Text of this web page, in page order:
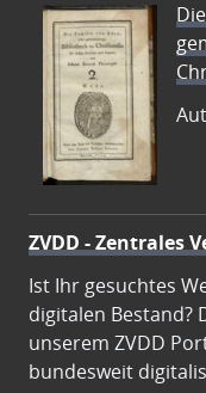
ZVDD - Zentrales
Ist Ihr gesuchtes
digitalen Bestand?
unserem ZVDD
bundesweit